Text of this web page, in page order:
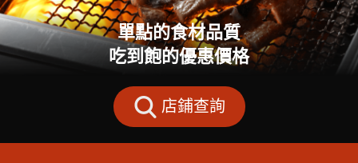
單點的食材品質
吃到飽的優惠價格
店鋪查詢